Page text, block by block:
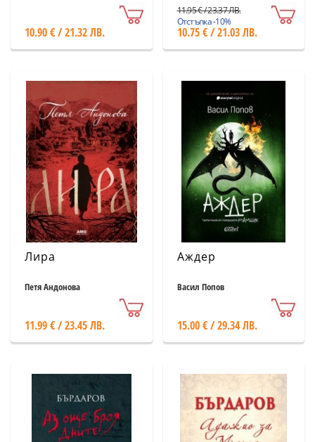
10.90 € / 21.32 ЛВ.
11.95 € / 23.37 ЛВ.
Отстъпка -10%
10.75 € / 21.03 ЛВ.
Лира
Петя Андонова
11.99 € / 23.45 ЛВ.
Аждер
Васил Попов
15.00 € / 29.34 ЛВ.